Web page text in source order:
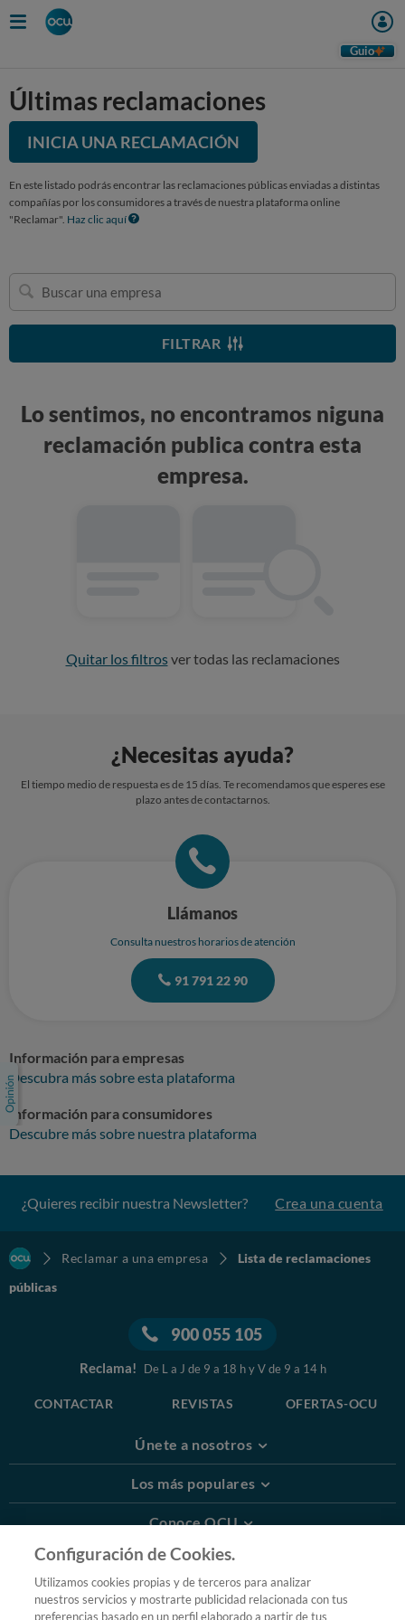
Guio
Últimas reclamaciones
INICIA UNA RECLAMACIÓN
En este listado podrás encontrar las reclamaciones públicas enviadas a distintas
compañías por los consumidores a través de nuestra plataforma online
"Reclamar". Haz clic aquí
Buscar
una
empresa
FILTRAR
Lo sentimos, no encontramos niguna
reclamación publica contra esta
empresa.
Quitar los filtrosver todas las reclamaciones
¿Necesitas ayuda?
El tiempo medio de respuesta es de 15 días. Te recomendamos que esperes ese
plazo antes de contactarnos.
Llámanos
Consulta nuestros horarios de atención
91 791 22 90
Información para empresas
Descubra más sobre esta plataforma
Información para consumidores
Descubre más sobre nuestra plataforma
¿Quieres recibir nuestra Newsletter? Crea una cuenta
Reclamar a una empresa
Lista de reclamaciones
públicas
900 055 105
Reclama! De L a J de 9 a 18 h y V de 9 a 14 h
CONTACTAR REVISTAS OFERTAS-OCU
Únete a nosotros
Los más populares
Conoce OCU
Más Información
© 2026 OCU
Configuración de Cookies.
Utilizamos cookies propias y de terceros para analizar
nuestros servicios y mostrarte publicidad relacionada con tus
preferencias basado en un perfil elaborado a partir de tus